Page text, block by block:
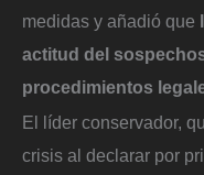
medidas y añadió que
actitud del
procedimientos
El líder conservador,
crisis al declarar por